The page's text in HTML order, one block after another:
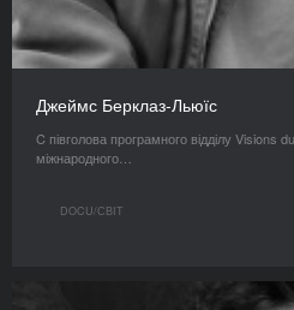
Джеймс Берклаз-Льюїс
C півголова програмного відділу Visions
міжнародного…
DOCU/СВІТ